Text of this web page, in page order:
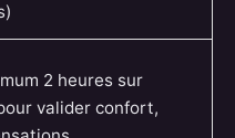
2 heures sur
valider confort,